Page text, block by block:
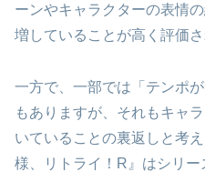
ーンやキャラクターの表情
増していることが高く評価さ
一方で、一部では「テンポ
もありますが、それもキャ
いていることの裏返しと考
様、リトライ！R』はシリ